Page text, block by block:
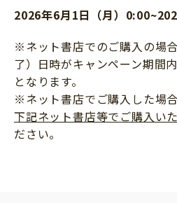
2026年6月1日（月）
※ネット書店でのご購入の場
了）日時がキャンペーン期間
となります。
※ネット書店でご購入した場
下記ネット書店等でご購入い
ださい。